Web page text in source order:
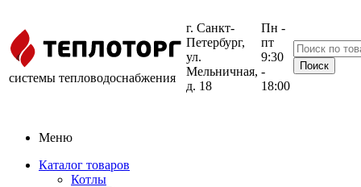
системы тепловодоснабжения
г. Санкт-
Петербург,
ул.
Мельничная,
д. 18
Пн -
пт
9:30
-
18:00
Меню
Каталог товаров
Котлы